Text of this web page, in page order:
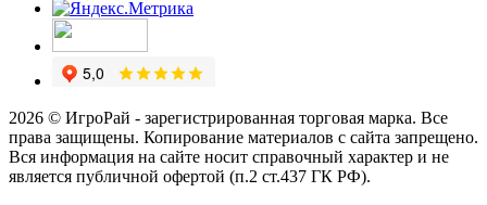
2026 © ИгроРай - зарегистрированная торговая марка. Все
права защищены. Копирование материалов с сайта запрещено.
Вся информация на сайте носит справочный характер и не
является публичной офертой (п.2 ст.437 ГК РФ).